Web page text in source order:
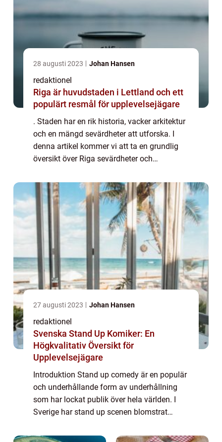
28 augusti 2023 Johan Hansen
redaktionel
Riga är huvudstaden i Lettland och ett
populärt resmål för upplevelsejägare
. Staden har en rik historia, vacker arkitektur
och en mängd sevärdheter att utforska. I
denna artikel kommer vi att ta en grundlig
översikt över Riga sevärdheter och
populära destinationer och kvantitativa
mätn...
27 augusti 2023 Johan Hansen
redaktionel
Svenska Stand Up Komiker: En
Högkvalitativ Översikt för
Upplevelsejägare
Introduktion Stand up comedy är en populär
och underhållande form av underhållning
som har lockat publik över hela världen. I
Sverige har stand up scenen blomstrat
upphov till en rad talangfulla komiker. I de...